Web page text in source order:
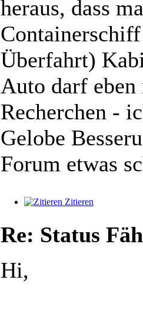
heraus, dass
Überfahrt)
Auto darf
Recherchen -
Gelobe
Forum etwas
Zitieren
Re: Status
Hi,